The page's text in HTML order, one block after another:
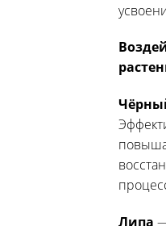
Липа